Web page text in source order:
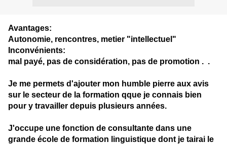
Avantages:
Autonomie, rencontres, metier "intellectuel"
Inconvénients:
mal payé, pas de considération, pas de promotion . .
Je me permets d'ajouter mon humble pierre aux avis
sur le secteur de la formation qque je connais bien
pour y travailler depuis plusieurs années.
J'occupe une fonction de consultante dans une
grande école de formation linguistique dont je tairai le